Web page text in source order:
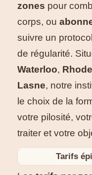
zones pour
corps, ou
suivre un
de régularité.
Waterloo,
Lasne, notre
le choix de la
votre pilosité,
traiter et votre
Tarifs